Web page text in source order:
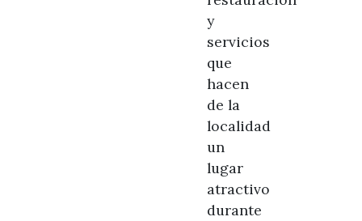
y
servicios
que
hacen
de la
localidad
un
lugar
atractivo
durante